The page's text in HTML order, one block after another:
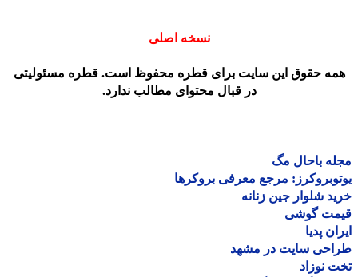
نسخه اصلی
حقوق این سایت برای قطره محفوظ است. قطره مسئولیتی
در قبال محتوای مطالب ندارد.
باحال مگ
مرجع معرفی بروکرها
شلوار جین زنانه
گوشی
پدیا
سایت در مشهد
نوزاد